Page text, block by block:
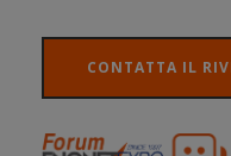
CONTATTA IL